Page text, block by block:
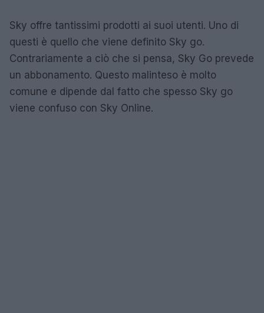
Sky offre tantissimi prodotti ai suoi utenti. Uno di
questi è quello che viene definito Sky go.
Contrariamente a ciò che si pensa, Sky Go prevede
un abbonamento. Questo malinteso è molto
comune e dipende dal fatto che spesso Sky go
viene confuso con Sky Online.